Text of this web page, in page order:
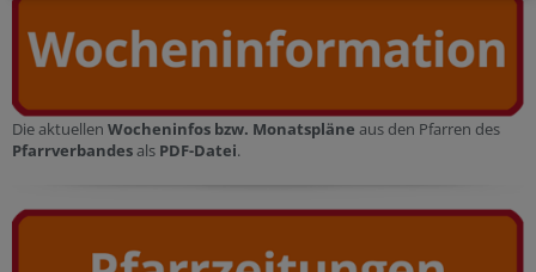
Die aktuellen Wocheninfos bzw. Monatspläne aus den Pfarren des
Pfarrverbandesals PDF-Datei.